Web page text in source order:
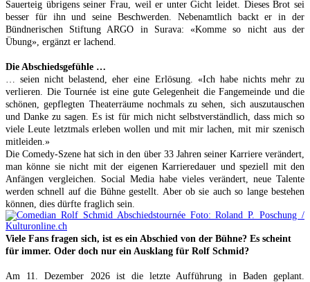
Sauerteig übrigens seiner Frau, weil er unter Gicht leidet. Dieses Brot sei
besser für ihn und seine Beschwerden. Nebenamtlich backt er in der
Bündnerischen Stiftung ARGO in Surava: «Komme so nicht aus der
Übung», ergänzt er lachend.
Die Abschiedsgefühle …
… seien nicht belastend, eher eine Erlösung. «Ich habe nichts mehr zu
verlieren. Die Tournée ist eine gute Gelegenheit die Fangemeinde und die
schönen, gepflegten Theaterräume nochmals zu sehen, sich auszutauschen
und Danke zu sagen. Es ist für mich nicht selbstverständlich, dass mich so
viele Leute letztmals erleben wollen und mit mir lachen, mit mir szenisch
mitleiden.»
Die Comedy-Szene hat sich in den über 33 Jahren seiner Karriere verändert,
man könne sie nicht mit der eigenen Karrieredauer und speziell mit den
Anfängen vergleichen. Social Media habe vieles verändert, neue Talente
werden schnell auf die Bühne gestellt. Aber ob sie auch so lange bestehen
können, dies dürfte fraglich sein.
Viele Fans fragen sich, ist es ein Abschied von der Bühne? Es scheint
für immer. Oder doch nur ein Ausklang für Rolf Schmid?
Am 11. Dezember 2026 ist die letzte Aufführung in Baden geplant.